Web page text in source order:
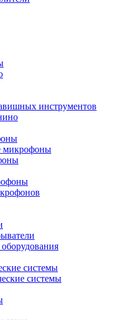
инструментов
микрофоны
системы
системы